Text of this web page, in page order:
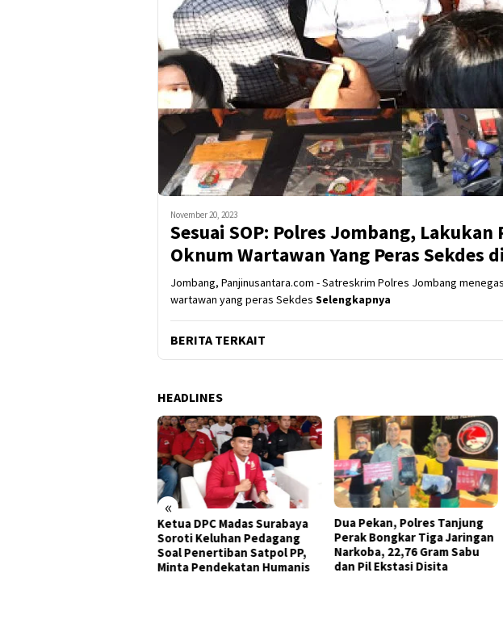
November 20, 2023
Sesuai SOP: Polres Jombang, Lakukan
Oknum Wartawan Yang Peras Sekdes
Jombang, Panjinusantara.com - Satreskrim Polres Jombang
wartawan yang peras Sekdes Selengkapnya
BERITA TERKAIT
HEADLINES
«
Dua Pekan, Polres Tanjung
Perak Bongkar Tiga Jaringan
Narkoba, 22,76 Gram Sabu
dan Pil Ekstasi Disita
Sinergi Total Berantas
Narkoba, Judi Online, dan
Pinjol Ilegal